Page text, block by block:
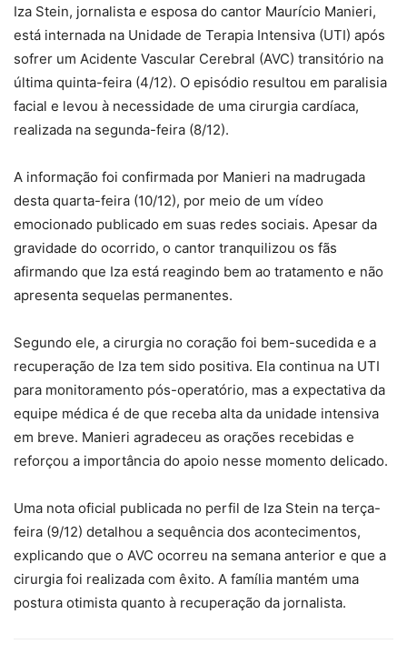
Iza Stein, jornalista e esposa do cantor Maurício Manieri,
está internada na Unidade de Terapia Intensiva (UTI) após
sofrer um Acidente Vascular Cerebral (AVC) transitório na
última quinta-feira (4/12). O episódio resultou em paralisia
facial e levou à necessidade de uma cirurgia cardíaca,
realizada na segunda-feira (8/12).
A informação foi confirmada por Manieri na madrugada
desta quarta-feira (10/12), por meio de um vídeo
emocionado publicado em suas redes sociais. Apesar da
gravidade do ocorrido, o cantor tranquilizou os fãs
afirmando que Iza está reagindo bem ao tratamento e não
apresenta sequelas permanentes.
Segundo ele, a cirurgia no coração foi bem-sucedida e a
recuperação de Iza tem sido positiva. Ela continua na UTI
para monitoramento pós-operatório, mas a expectativa da
equipe médica é de que receba alta da unidade intensiva
em breve. Manieri agradeceu as orações recebidas e
reforçou a importância do apoio nesse momento delicado.
Uma nota oficial publicada no perfil de Iza Stein na terça-
feira (9/12) detalhou a sequência dos acontecimentos,
explicando que o AVC ocorreu na semana anterior e que a
cirurgia foi realizada com êxito. A família mantém uma
postura otimista quanto à recuperação da jornalista.